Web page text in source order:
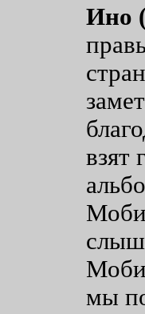
Ино
взят
Моби
мы